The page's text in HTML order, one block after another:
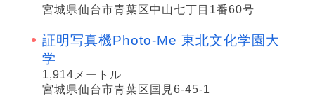
宮城県仙台市青葉区中山七丁目1番60号
証明写真機Photo-Me 東北文化学園大
学
1,914メートル
宮城県仙台市青葉区国見6-45-1